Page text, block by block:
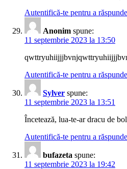
Autentifică-te pentru a răspunde
Anonim spune:
11 septembrie 2023 la 13:50
Autentifică-te pentru a răspunde
Sylver spune:
11 septembrie 2023 la 13:51
Încetează, lua-te-ar dracu de
Autentifică-te pentru a răspunde
bufazeta spune:
11 septembrie 2023 la 19:42